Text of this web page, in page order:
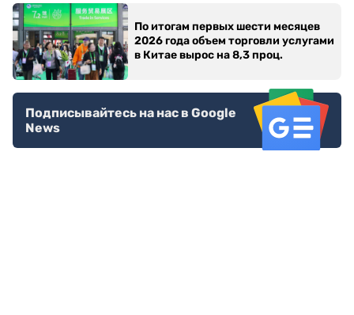
По итогам первых шести месяцев
2026 года объем торговли услугами
в Китае вырос на 8,3 проц.
Подписывайтесь на нас в Google
News